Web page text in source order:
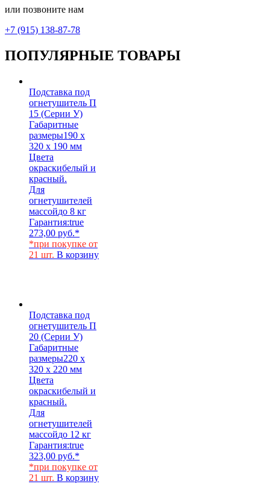
или позвоните нам
+7 (915) 138-87-78
ПОПУЛЯРНЫЕ ТОВАРЫ
Подставка под
огнетушитель П
15 (Серии У)
Габаритные
размеры190 х
320 х 190 мм
Цвета
окраскибелый и
красный.
Для
огнетушителей
массойдо 8 кг
Гарантия:true
273,00 руб.*
*при покупке от
21 шт. В корзину
Подставка под
огнетушитель П
20 (Серии У)
Габаритные
размеры220 х
320 х 220 мм
Цвета
окраскибелый и
красный.
Для
огнетушителей
массойдо 12 кг
Гарантия:true
323,00 руб.*
*при покупке от
21 шт. В корзину